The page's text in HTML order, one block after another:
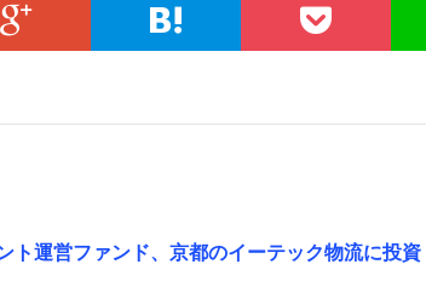
ト運営ファンド、京都のイーテック物流に投資